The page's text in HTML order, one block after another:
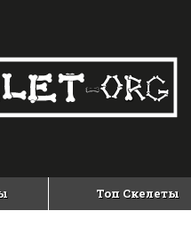
Топ Скелеты